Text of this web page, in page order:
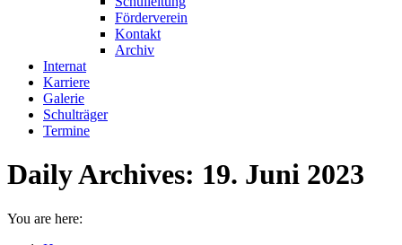
Förderverein
Kontakt
Archiv
Internat
Karriere
Galerie
Schulträger
Termine
Daily Archives: 19. Juni 2023
You are here: